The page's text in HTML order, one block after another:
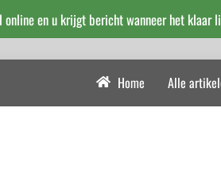
online en u krijgt bericht wanneer het klaar
Home Alle